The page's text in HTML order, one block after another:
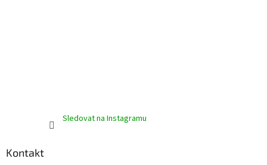
Sledovat na Instagramu
Kontakt